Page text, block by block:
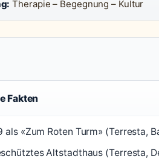
Therapie – Begegnung – Kultur
Fakten
als «Zum Roten Turm» (Terresta,
Altstadthaus (Terresta,